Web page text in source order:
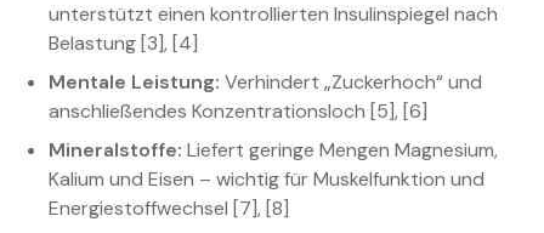
unterstützt einen kontrollierten Insulinspiegel nach
Belastung [3], [4]
Mentale Leistung: Verhindert „Zuckerhoch“ und
anschließendes Konzentrationsloch [5], [6]
Mineralstoffe: Liefert geringe Mengen Magnesium,
Kalium und Eisen – wichtig für Muskelfunktion und
Energiestoffwechsel [7], [8]